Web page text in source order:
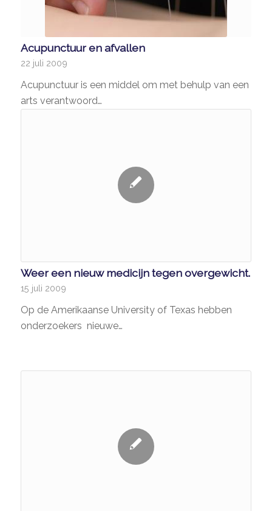
Acupunctuur en afvallen
22 juli 2009
Acupunctuur is een middel om met behulp van een
arts verantwoord…
Weer een nieuw medicijn tegen overgewicht.
15 juli 2009
Op de Amerikaanse University of Texas hebben
onderzoekers nieuwe…